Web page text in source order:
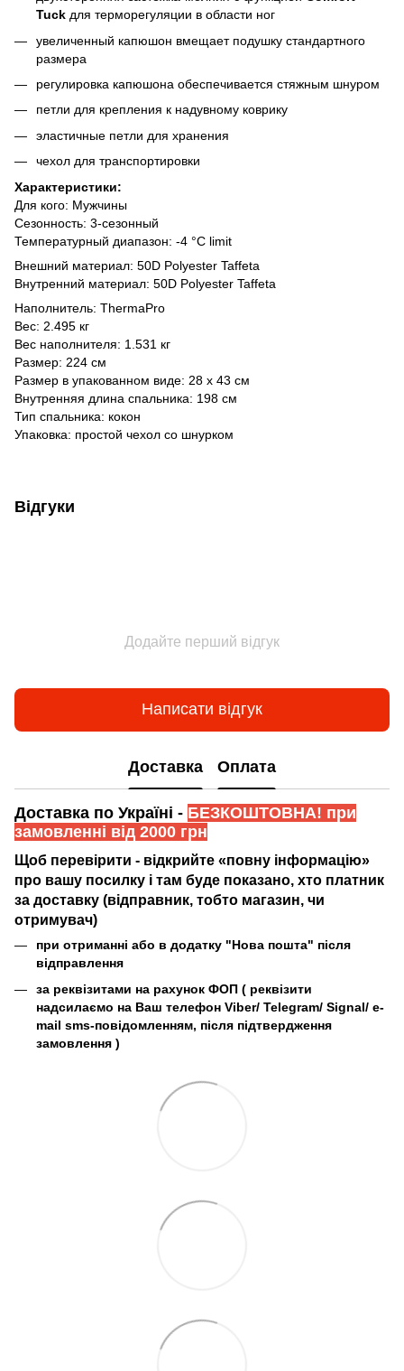
Tuck для терморегуляции в области ног
увеличенный капюшон вмещает подушку стандартного
размера
регулировка капюшона обеспечивается стяжным шнуром
петли для крепления к надувному коврику
эластичные петли для хранения
чехол для транспортировки
Характеристики:
Для кого: Мужчины
Сезонность: 3-сезонный
Температурный диапазон: -4 °C limit
Внешний материал: 50D Polyester Taffeta
Внутренний материал: 50D Polyester Taffeta
Наполнитель: ThermaPro
Вес: 2.495 кг
Вес наполнителя: 1.531 кг
Размер: 224 см
Размер в упакованном виде: 28 х 43 см
Внутренняя длина спальника: 198 см
Тип спальника: кокон
Упаковка: простой чехол со шнурком
Відгуки
Додайте перший відгук
Написати відгук
Доставка Оплата
Доставка по Україні - БЕЗКОШТОВНА! при
замовленні від 2000 грн
Щоб перевірити - відкрийте «повну інформацію»
про вашу посилку і там буде показано, хто платник
за доставку (відправник, тобто магазин, чи
отримувач)
при отриманні або в додатку "Нова пошта" після
відправлення
за реквізитами на рахунок ФОП ( реквізити
надсилаємо на Ваш телефон Viber/ Telegram/ Signal/ e-
mail sms-повідомленням, після підтвердження
замовлення )